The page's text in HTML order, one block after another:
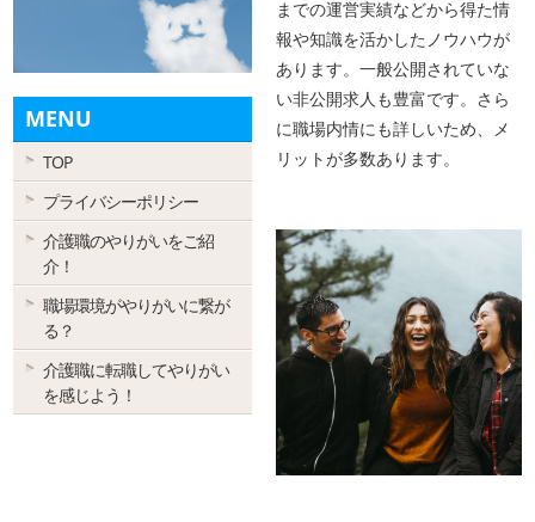
までの運営実績などから得た情
報や知識を活かしたノウハウが
あります。一般公開されていな
い非公開求人も豊富です。さら
に職場内情にも詳しいため、メ
リットが多数あります。
MENU
TOP
プライバシーポリシー
介護職のやりがいをご紹
介！
職場環境がやりがいに繋が
る？
介護職に転職してやりがい
を感じよう！